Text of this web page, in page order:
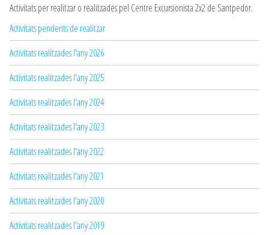
Activitats per realitzar o realitzades pel Centre Excursionista 2x2 de Santpedor.
Activitats pendents de realitzar
Activitats realitzades l'any 2026
Activitats realitzades l'any 2025
Activitats realitzades l'any 2024
Activitats realitzades l'any 2023
Activitats realitzades l'any 2022
Activitats realitzades l'any 2021
Activitats realitzades l'any 2020
Activitats realitzades l'any 2019